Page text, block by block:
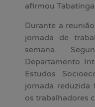
afirmou
Durante a
jornada de
semana.
Departamento
Estudos
jornada reduzida
os trabalhadores